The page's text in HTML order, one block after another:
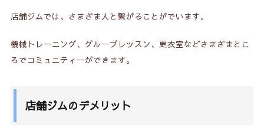
店舗ジムでは、さまざま人と繋がることがでいます。
機械トレーニング、グループレッスン、更衣室などさまざまとこ
ろでコミュニティーができます。
店舗ジムのデメリット